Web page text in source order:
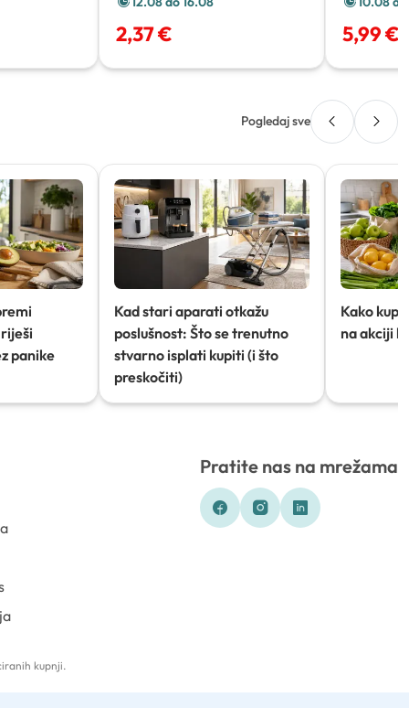
2,37 € 5,99 €
Pogledaj sve
panike
Kad stari aparati otkažu
poslušnost: Što se trenutno
stvarno isplati kupiti (i što
preskočiti)
Kako
na akciji
Pratite nas na mrežama
kupnji.